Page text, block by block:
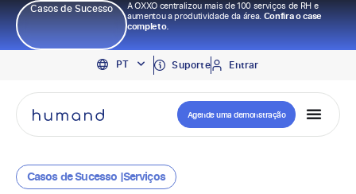
Casos de Sucesso
A OXXO centralizou mais de 100 serviços de RH e
aumentou a produtividade da área.Confira o case
completo.
PT
EN
ES
Suporte Entrar
Agende uma demonstração
Casos de Sucesso |Serviços